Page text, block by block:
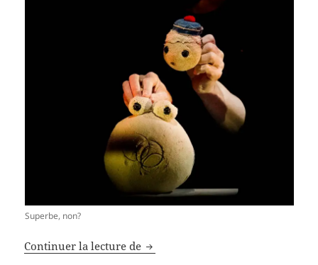
Superbe, non?
Continuer la lecture de Le retour de Festi’Mômes